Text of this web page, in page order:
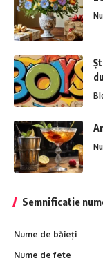
Semnificatie
Nume de băieți
Nume de fete